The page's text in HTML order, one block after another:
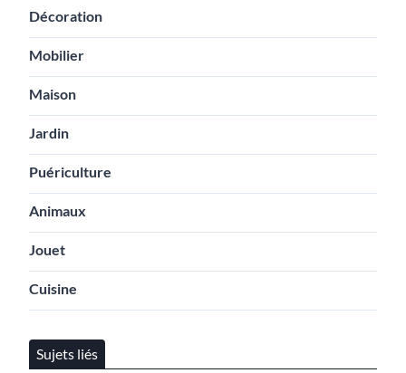
Décoration
Mobilier
Maison
Jardin
Puériculture
Animaux
Jouet
Cuisine
Sujets liés